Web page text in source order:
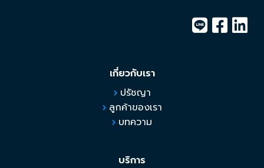
เกี่ยวกับเรา
ปรัชญา
ลูกค้าของเรา
บทความ
บริการ